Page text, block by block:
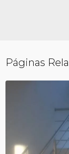
Páginas